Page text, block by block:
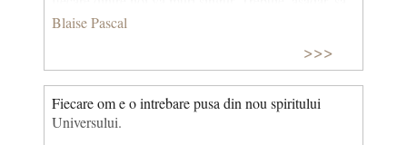
ne purtăm ca şi cum am fi singuri.” Moartea este o
nimeni. Se poate afirma, de asemenea, ca ea ne
caracterizează, pe fiecare in parte, prin felul in care
are loc si prin modul in care este intampinata.
Moartea este o experienta individuala, singulara,
imposibil de împărtășit. © CCC
Blaise Pascal
>>>
Fiecare om e o intrebare pusa din nou spiritului
Universului.